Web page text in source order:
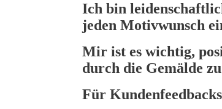
Ich bin
jeden Motivwunsch
Mir ist es wichtig,
durch die Gemälde
Für